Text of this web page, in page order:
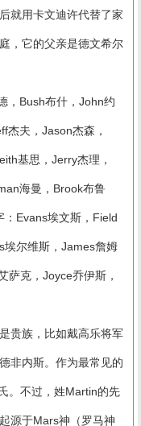
就用卡文迪许代替了家
，它的父亲是德文希尔
，Bush布什，John约
杰夫，Jason杰森，
基思，Jerry杰理，
海曼，Brook布鲁
：Evans埃文斯，Field
埃尔维斯，James詹姆
萨克，Joyce乔伊斯，
贵族，比如戴高乐将军
非内斯。作为最常见的
。不过，姓Martin的先
源于Mars神（罗马神